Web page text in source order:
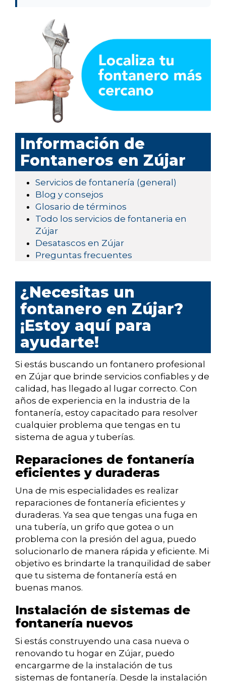
Información de
Fontaneros en Zújar
Servicios de fontanería (general)
Blog y consejos
Glosario de términos
Todo los servicios de fontaneria en
Zújar
Desatascos en Zújar
Preguntas frecuentes
¿Necesitas un
fontanero en Zújar?
¡Estoy aquí para
ayudarte!
Si estás buscando un fontanero profesional
en Zújar que brinde servicios confiables y de
calidad, has llegado al lugar correcto. Con
años de experiencia en la industria de la
fontanería, estoy capacitado para resolver
cualquier problema que tengas en tu
sistema de agua y tuberías.
Reparaciones de fontanería
eficientes y duraderas
Una de mis especialidades es realizar
reparaciones de fontanería eficientes y
duraderas. Ya sea que tengas una fuga en
una tubería, un grifo que gotea o un
problema con la presión del agua, puedo
solucionarlo de manera rápida y eficiente. Mi
objetivo es brindarte la tranquilidad de saber
que tu sistema de fontanería está en
buenas manos.
Instalación de sistemas de
fontanería nuevos
Si estás construyendo una casa nueva o
renovando tu hogar en Zújar, puedo
encargarme de la instalación de tus
sistemas de fontanería. Desde la instalación